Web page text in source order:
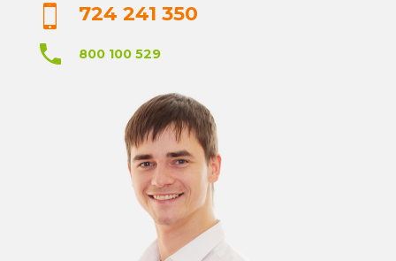
724 241 350
800 100 529